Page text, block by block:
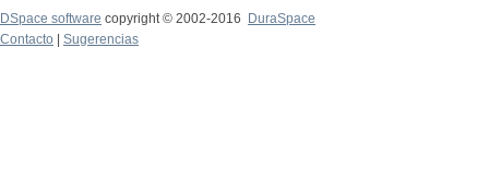
DSpace software copyright © 2002-2016
DuraSpace
Contacto
Sugerencias